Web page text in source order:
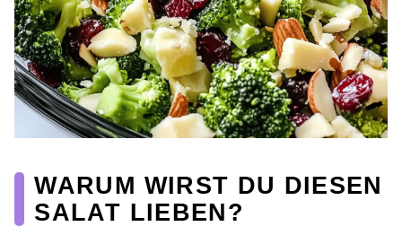
WARUM WIRST DU DIESEN
SALAT LIEBEN?